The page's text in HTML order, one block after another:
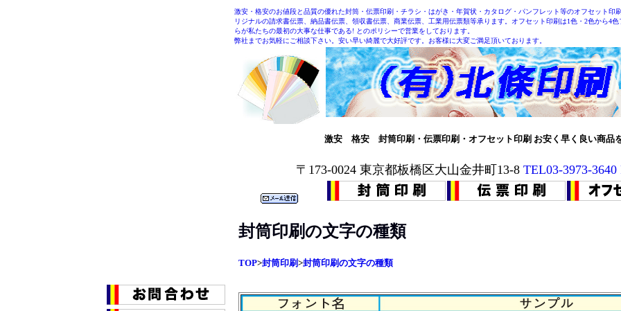
激安・格安のお値段と品質の優れた封筒・伝票印刷・チラシ・はがき・年賀状・カタログ・パンフレット等のオフセット印
リジナルの請求書伝票、納品書伝票、領収書伝票、商業伝票、工業用伝票類等承ります。オフセット印刷は1色・2色から4
らが私たちの最初の大事な仕事である! とのポリシーで営業をしております。
弊社までお気軽にご相談下さい。安い早い綺麗で大好評です。お客様に大変ご満足頂いております。
激安 格安 封筒印刷・伝票印刷・オフセット印刷 お安く早く良い商品
〒173-0024 東京都板橋区大山金井町13-8 TEL03-3973-
封筒印刷の文字の種類
TOP>封筒印刷>封筒印刷の文字の種類